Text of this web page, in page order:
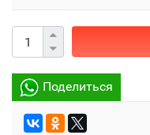
Поделиться